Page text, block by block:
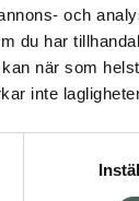
och
du har
när som
inte